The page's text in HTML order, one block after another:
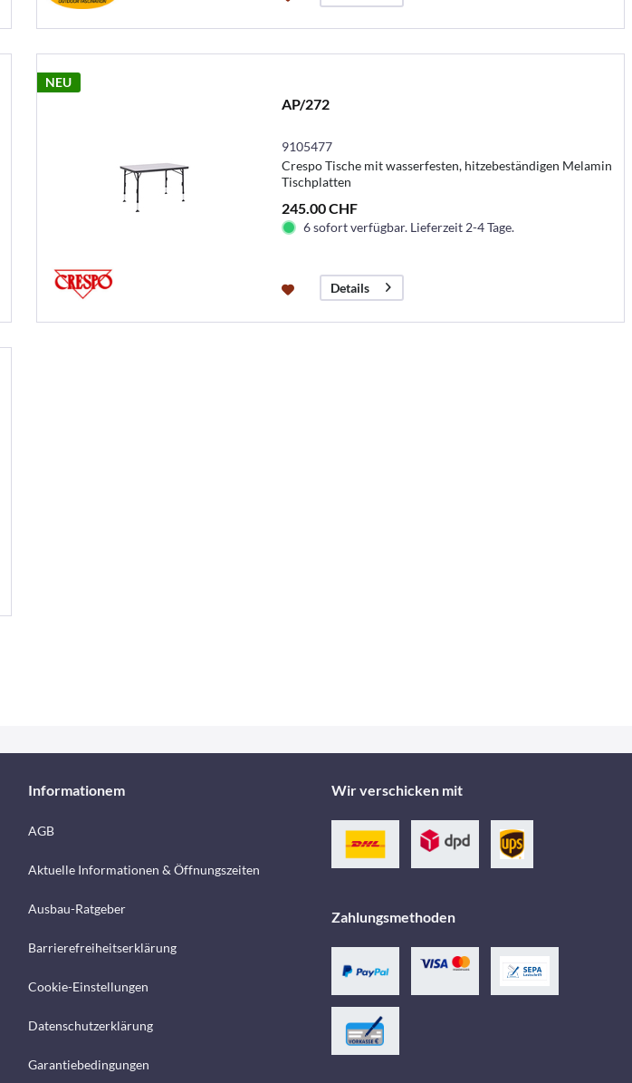
NEU
AP/272
9105477
Crespo Tische mit wasserfesten, hitzebeständigen Melamin
Tischplatten
245.00 CHF
6 sofort verfügbar. Lieferzeit 2-4 Tage.
Details
Informationem
AGB
Aktuelle Informationen & Öffnungszeiten
Ausbau-Ratgeber
Barrierefreiheitserklärung
Cookie-Einstellungen
Datenschutzerklärung
Garantiebedingungen
Wir verschicken mit
Zahlungsmethoden